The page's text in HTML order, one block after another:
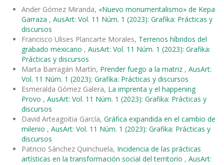
Ander Gómez Miranda, «Nuevo monumentalismo» de Kepa
Garraza , AusArt: Vol. 11 Núm. 1 (2023): Grafika: Prácticas y
discursos
Francisco Ulises Plancarte Morales, Terrenos híbridos del
grabado mexicano , AusArt: Vol. 11 Núm. 1 (2023): Grafika:
Prácticas y discursos
Marta Barragán Martín, Prender fuego a la matriz , AusArt:
Vol. 11 Núm. 1 (2023): Grafika: Prácticas y discursos
Esmeralda Gómez Galera, La imprenta y el happening
Provo , AusArt: Vol. 11 Núm. 1 (2023): Grafika: Prácticas y
discursos
David Arteagoitia García, Gráfica expandida en el cambio de
milenio , AusArt: Vol. 11 Núm. 1 (2023): Grafika: Prácticas y
discursos
Patricio Sánchez Quinchuela, Incidencia de las prácticas
artísticas en la transformación social del territorio , AusArt: